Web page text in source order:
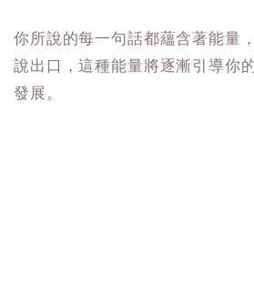
你所說的每一句話都蘊含著能量
說出口，這種能量將逐漸引導你
發展。